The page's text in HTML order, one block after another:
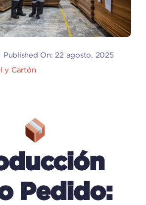
Published On: 22 agosto, 2025
y Cartón
Pedido: